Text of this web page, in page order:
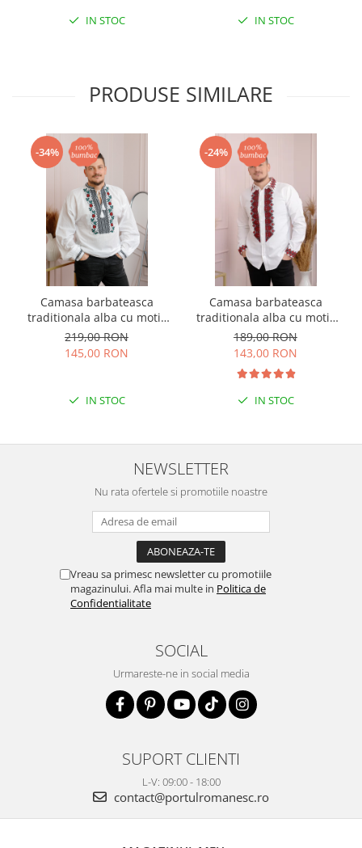
IN STOC IN STOC
PRODUSE SIMILARE
-34%
Camasa barbateasca
traditionala alba cu motiv
floral rosu Denis
219,00 RON
145,00 RON
IN STOC
-24%
Camasa barbateasca
traditionala alba cu motiv
geometric rosu Petru 07
189,00 RON
143,00 RON
IN STOC
NEWSLETTER
Nu rata ofertele si promotiile noastre
Vreau sa primesc newsletter cu promotiile
magazinului. Afla mai multe in Politica de
Confidentialitate
SOCIAL
Urmareste-ne in social media
SUPORT CLIENTI
L-V: 09:00 - 18:00
contact@portulromanesc.ro